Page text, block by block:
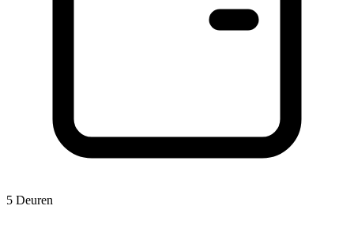
5 Deuren